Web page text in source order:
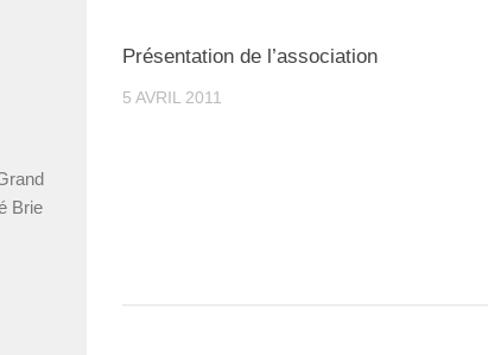
Présentation de l’association
5 AVRIL 2011
Brie